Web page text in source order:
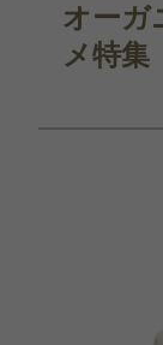
オーガ
メ特集